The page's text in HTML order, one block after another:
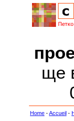
ще
Home -Accueil -